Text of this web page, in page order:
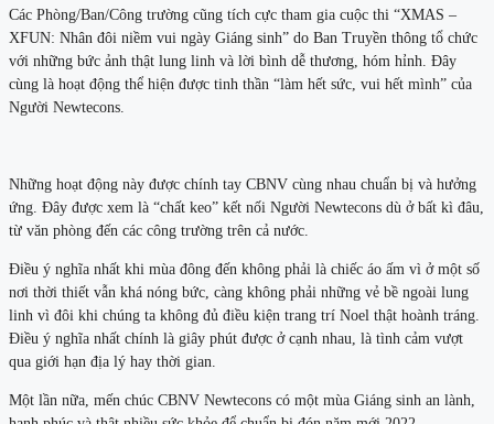
Các Phòng/Ban/Công trường cũng tích cực tham gia cuộc thi “XMAS –
XFUN: Nhân đôi niềm vui ngày Giáng sinh” do Ban Truyền thông tổ chức
với những bức ảnh thật lung linh và lời bình dễ thương, hóm hỉnh. Đây
cùng là hoạt động thể hiện được tinh thần “làm hết sức, vui hết mình” của
Người Newtecons.
Những hoạt động này được chính tay CBNV cùng nhau chuẩn bị và hưởng
ứng. Đây được xem là “chất keo” kết nối Người Newtecons dù ở bất kì đâu,
từ văn phòng đến các công trường trên cả nước.
Điều ý nghĩa nhất khi mùa đông đến không phải là chiếc áo ấm vì ở một số
nơi thời thiết vẫn khá nóng bức, càng không phải những vẻ bề ngoài lung
linh vì đôi khi chúng ta không đủ điều kiện trang trí Noel thật hoành tráng.
Điều ý nghĩa nhất chính là giây phút được ở cạnh nhau, là tình cảm vượt
qua giới hạn địa lý hay thời gian.
Một lần nữa, mến chúc CBNV Newtecons có một mùa Giáng sinh an lành,